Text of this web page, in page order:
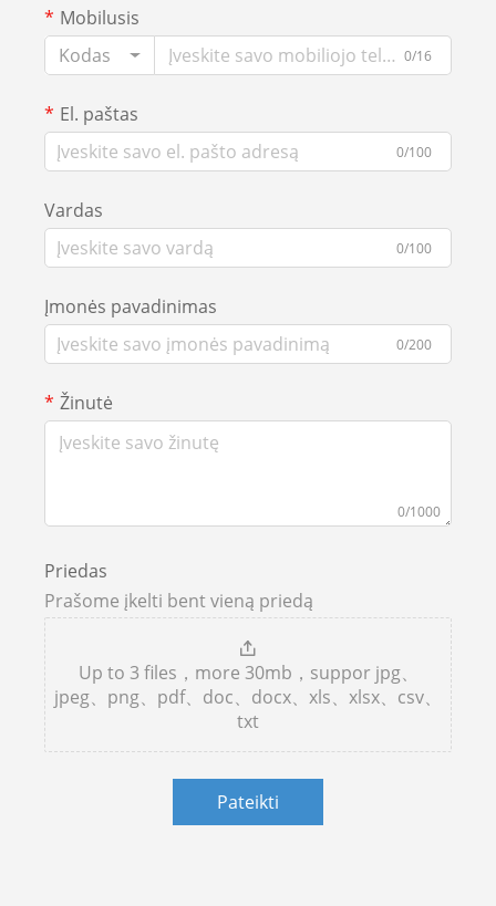
Mobilusis
Kodas
0/16
El. paštas
0/100
Vardas
0/100
Įmonės pavadinimas
0/200
Žinutė
0/1000
Priedas
Prašome įkelti bent vieną priedą
Up to 3 files，more 30mb，suppor jpg、
jpeg、png、pdf、doc、docx、xls、xlsx、csv、
txt
Pateikti